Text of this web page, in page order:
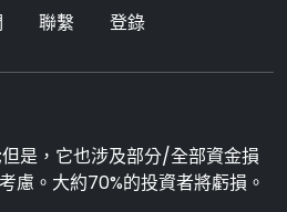
聯繫 登錄
是，它也涉及部分/全部資金損
慮。大約70%的投資者將虧損。